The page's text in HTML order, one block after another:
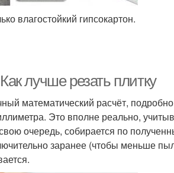
влагостойкий гипсокартон.
лучше резать плитку
математический расчёт,
Это вполне реально,
очередь, собирается по
заранее (чтобы меньше